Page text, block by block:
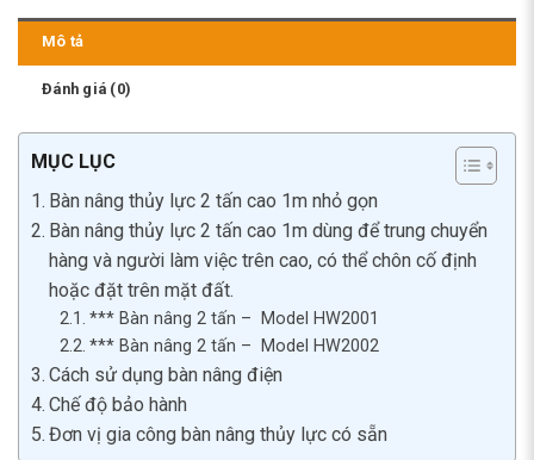
Mô tả
Đánh giá (0)
MỤC LỤC
Bàn nâng thủy lực 2 tấn cao 1m nhỏ gọn
Bàn nâng thủy lực 2 tấn cao 1m dùng để trung chuyển
hàng và người làm việc trên cao, có thể chôn cố định
hoặc đặt trên mặt đất.
*** Bàn nâng 2 tấn – Model HW2001
*** Bàn nâng 2 tấn – Model HW2002
Cách sử dụng bàn nâng điện
Chế độ bảo hành
Đơn vị gia công bàn nâng thủy lực có sẵn